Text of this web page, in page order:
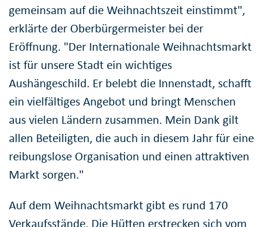
gemeinsam auf die Weihnachtszeit einstimmt",
erklärte der Oberbürgermeister bei der
Eröffnung. "Der Internationale Weihnachtsmarkt
ist für unsere Stadt ein wichtiges
Aushängeschild. Er belebt die Innenstadt, schafft
ein vielfältiges Angebot und bringt Menschen
aus vielen Ländern zusammen. Mein Dank gilt
allen Beteiligten, die auch in diesem Jahr für eine
reibungslose Organisation und einen attraktiven
Markt sorgen."
Auf dem Weihnachtsmarkt gibt es rund 170
Verkaufsstände. Die Hütten erstrecken sich vom